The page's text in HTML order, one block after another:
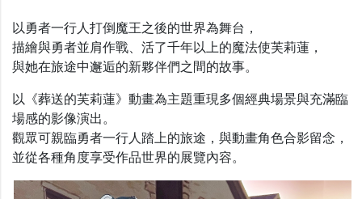
以勇者一行人打倒魔王之後的世界為舞台，
描繪與勇者並肩作戰、活了千年以上的魔法使芙莉蓮，
與她在旅途中邂逅的新夥伴們之間的故事。
以《葬送的芙莉蓮》動畫為主題重現多個經典場景與充滿臨
場感的影像演出。
觀眾可親臨勇者一行人踏上的旅途，與動畫角色合影留念，
並從各種角度享受作品世界的展覽內容。